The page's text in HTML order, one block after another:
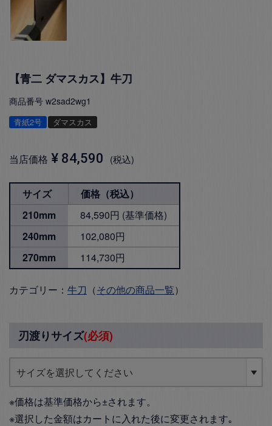
【青二 ダマスカス】牛刀
商品番号 w2sad2wg1
青紙2号 ダマスカス
当店価格 ¥ 84,590 税込
サイズ
価格（税込）
210mm
84,590円 (基準価格)
240mm
102,080円
270mm
114,730円
カテゴリー： 牛刀 （その他の商品一覧）
刃渡りサイズ(必須)
※価格は基準価格から±されます。
※選択した金額はカートに入れた後に変更されます｡